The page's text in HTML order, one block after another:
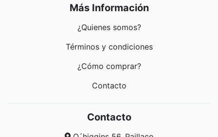
Más Información
¿Quienes somos?
Términos y condiciones
¿Cómo comprar?
Contacto
Contacto